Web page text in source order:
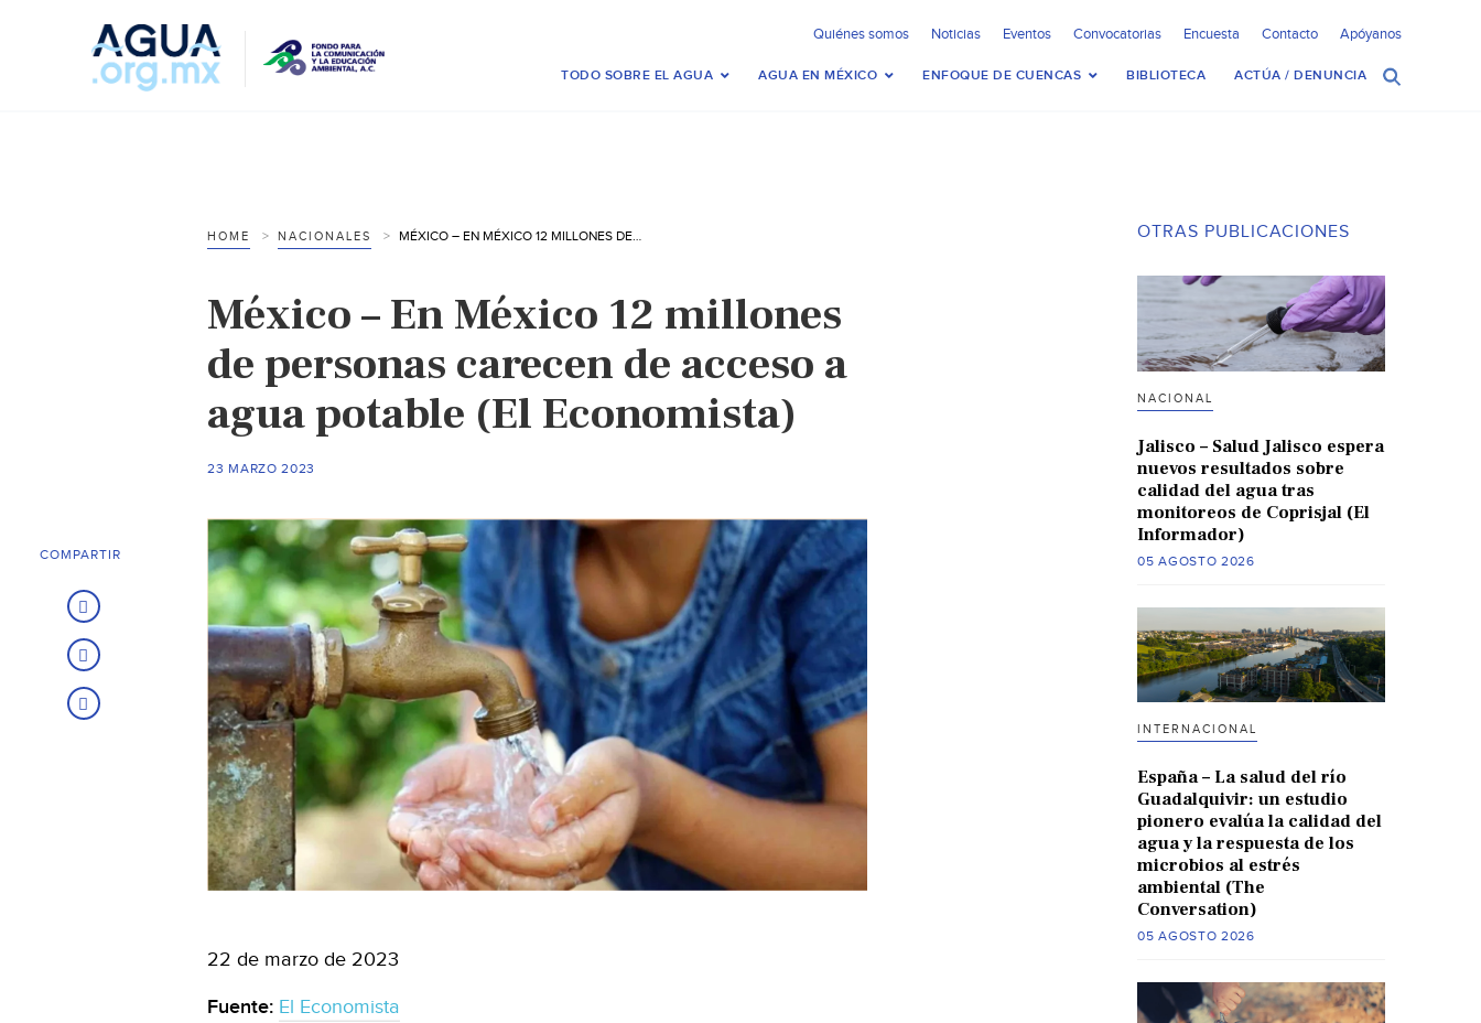
Quiénes somos Noticias Eventos Convocatorias Encuesta Contacto Apóyanos
TODO SOBRE EL AGUA AGUA EN MÉXICO ENFOQUE DE CUENCAS BIBLIOTECA ACTÚA / DENUNCIA
HOME NACIONALES MÉXICO – EN MÉXICO 12 MILLONES DE PERSONAS CARECEN DE ACCESO A AGUA POTABLE (EL ECONOMISTA)
México – En México 12 millones
de personas carecen de acceso a
agua potable (El Economista)
23 MARZO 2023
22 de marzo de 2023
Fuente: El Economista
COMPARTIR
OTRAS PUBLICACIONES
NACIONAL
Jalisco – Salud Jalisco espera
nuevos resultados sobre
calidad del agua tras
monitoreos de Coprisjal (El
Informador)
05 AGOSTO 2026
INTERNACIONAL
España – La salud del río
Guadalquivir: un estudio
pionero evalúa la calidad del
agua y la respuesta de los
microbios al estrés
ambiental (The
Conversation)
05 AGOSTO 2026